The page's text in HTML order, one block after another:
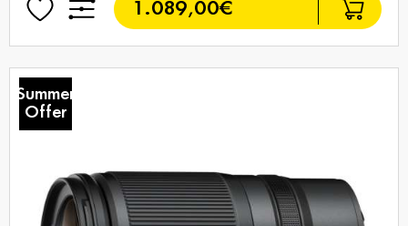
1.089,00€
Summer
Offer